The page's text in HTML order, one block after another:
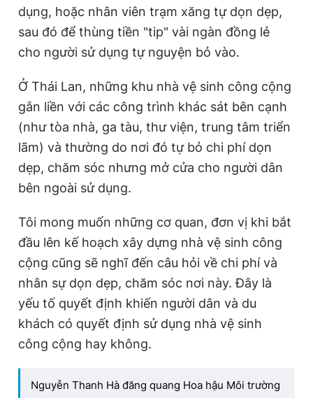
dụng, hoặc nhân viên trạm xăng tự dọn dẹp,
sau đó để thùng tiền "tip" vài ngàn đồng lẻ
cho người sử dụng tự nguyện bỏ vào.
Ở Thái Lan, những khu nhà vệ sinh công cộng
gắn liền với các công trình khác sát bên cạnh
(như tòa nhà, ga tàu, thư viện, trung tâm triển
lãm) và thường do nơi đó tự bỏ chi phí dọn
dẹp, chăm sóc nhưng mở cửa cho người dân
bên ngoài sử dụng.
Tôi mong muốn những cơ quan, đơn vị khi bắt
đầu lên kế hoạch xây dựng nhà vệ sinh công
cộng cũng sẽ nghĩ đến câu hỏi về chi phí và
nhân sự dọn dẹp, chăm sóc nơi này. Đây là
yếu tố quyết định khiến người dân và du
khách có quyết định sử dụng nhà vệ sinh
công cộng hay không.
Nguyễn Thanh Hà đăng quang Hoa hậu Môi trường